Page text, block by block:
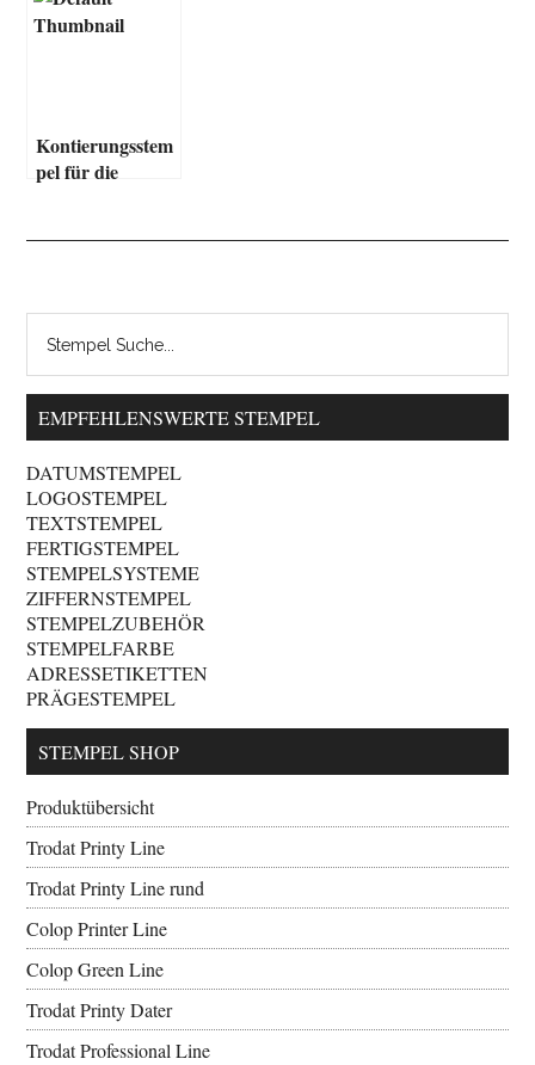
Classic
Kontierungsstem
pel für die
EMPFEHLENSWERTE STEMPEL
DATUMSTEMPEL
LOGOSTEMPEL
TEXTSTEMPEL
FERTIGSTEMPEL
STEMPELSYSTEME
ZIFFERNSTEMPEL
STEMPELZUBEHÖR
STEMPELFARBE
ADRESSETIKETTEN
PRÄGESTEMPEL
STEMPEL SHOP
Produktübersicht
Trodat Printy Line
Trodat Printy Line rund
Colop Printer Line
Colop Green Line
Trodat Printy Dater
Trodat Professional Line